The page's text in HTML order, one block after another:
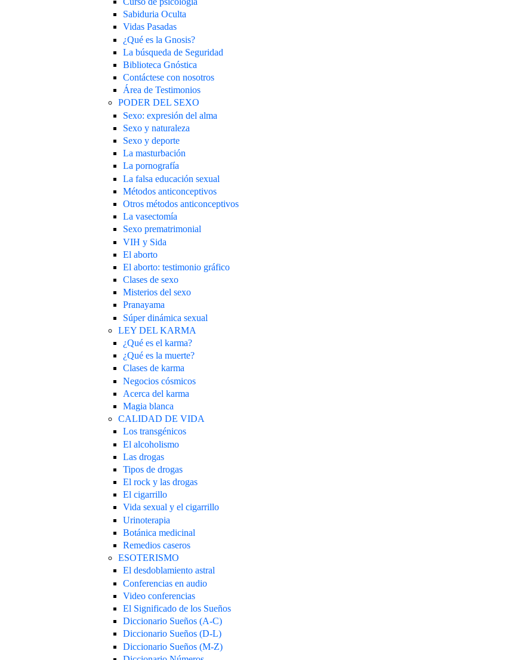
Sabiduria Oculta
Vidas Pasadas
¿Qué es la Gnosis?
La búsqueda de Seguridad
Biblioteca Gnóstica
Contáctese con nosotros
Área de Testimonios
PODER DEL SEXO
Sexo: expresión del alma
Sexo y naturaleza
Sexo y deporte
La masturbación
La pornografía
La falsa educación sexual
Métodos anticonceptivos
Otros métodos anticonceptivos
La vasectomía
Sexo prematrimonial
VIH y Sida
El aborto
El aborto: testimonio gráfico
Clases de sexo
Misterios del sexo
Pranayama
Súper dinámica sexual
LEY DEL KARMA
¿Qué es el karma?
¿Qué es la muerte?
Clases de karma
Negocios cósmicos
Acerca del karma
Magia blanca
CALIDAD DE VIDA
Los transgénicos
El alcoholismo
Las drogas
Tipos de drogas
El rock y las drogas
El cigarrillo
Vida sexual y el cigarrillo
Urinoterapia
Botánica medicinal
Remedios caseros
ESOTERISMO
El desdoblamiento astral
Conferencias en audio
Video conferencias
El Significado de los Sueños
Diccionario Sueños (A-C)
Diccionario Sueños (D-L)
Diccionario Sueños (M-Z)